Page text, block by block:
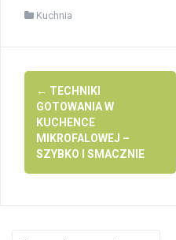
Kuchnia
Post
navigation
← TECHNIKI
GOTOWANIA W
KUCHENCE
MIKROFALOWEJ –
SZYBKO I SMACZNIE